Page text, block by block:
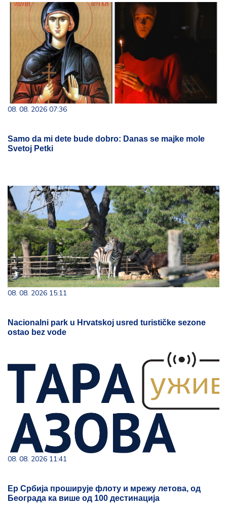
08. 08. 2026 07:36
Samo da mi dete bude dobro: Danas se majke mole
Svetoj Petki
08. 08. 2026 15:11
Nacionalni park u Hrvatskoj usred turističke sezone
ostao bez vode
08. 08. 2026 11:41
Ер Србија проширује флоту и мрежу летова, од
Београда ка више од 100 дестинација